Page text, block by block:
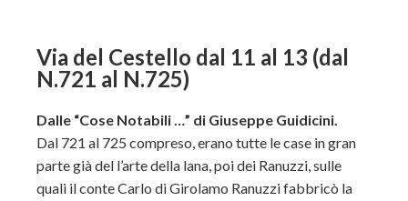
Via del Cestello dal 11 al 13 (dal
N.721 al N.725)
Dalle “Cose Notabili …” di Giuseppe Guidicini.
Dal 721 al 725 compreso, erano tutte le case in gran
parte già del l’arte della lana, poi dei Ranuzzi, sulle
quali il conte Carlo di Girolamo Ranuzzi fabbricò la